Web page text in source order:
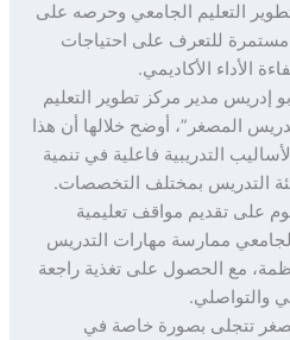
الجامعي وحرصه على
للتعرف على احتياجات
الأكاديمي.
مدير مركز تطوير التعليم
أوضح خلالها أن هذا
فاعلية في تنمية
بمختلف التخصصات.
مواقف تعليمية
ممارسة مهارات التدريس
الحصول على تغذية راجعة
بصورة خاصة في